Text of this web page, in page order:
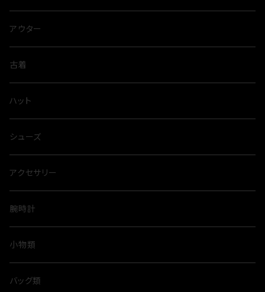
アウター
古着
ハット
シューズ
アクセサリー
腕時計
小物類
バッグ類